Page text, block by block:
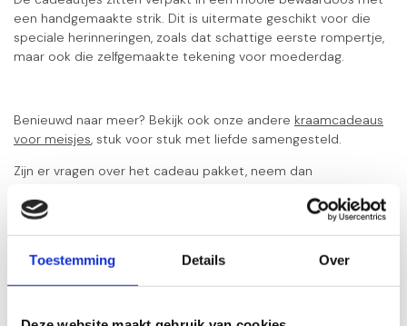
Toestemming Details Over
een handgemaakte strik. Dit is uitermate geschikt voor die
speciale herinneringen, zoals dat schattige eerste rompertje,
maar ook die zelfgemaakte tekening voor moederdag.
Benieuwd naar meer? Bekijk ook onze andere kraamcadeaus
voor meisjes, stuk voor stuk met liefde samengesteld.
Zijn er vragen over het cadeau pakket, neem dan
Gerelateerde producten